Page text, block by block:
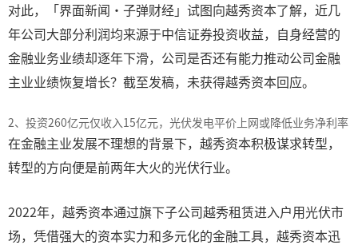
对此，「界面新闻·子弹财经」试图向越秀资本了解，近几
年公司大部分利润均来源于中信证券投资收益，自身经营的
金融业务业绩却逐年下滑，公司是否还有能力推动公司金融
主业业绩恢复增长？截至发稿，未获得越秀资本回应。
2、投资260亿元仅收入15亿元，光伏发电平价上网或降低业务净利率
在金融主业发展不理想的背景下，越秀资本积极谋求转型，
转型的方向便是前两年大火的光伏行业。
2022年，越秀资本通过旗下子公司越秀租赁进入户用光伏市
场，凭借强大的资本实力和多元化的金融工具，越秀资本迅